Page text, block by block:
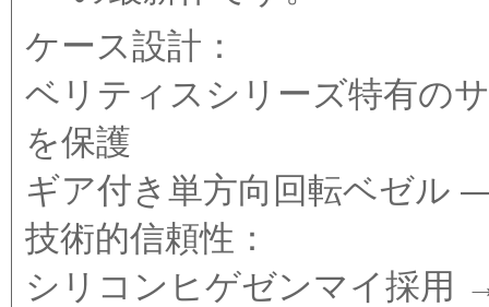
ケース設計：
ベリティスシリーズ特有の
を保護
ギア付き単方向回転ベゼル
技術的信頼性：
シリコンヒゲゼンマイ採用